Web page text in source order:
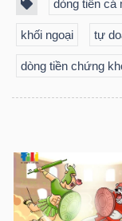
dòng tiền cá
khối ngoại tự
dòng tiền chứng
TRÁI
PHIẾU